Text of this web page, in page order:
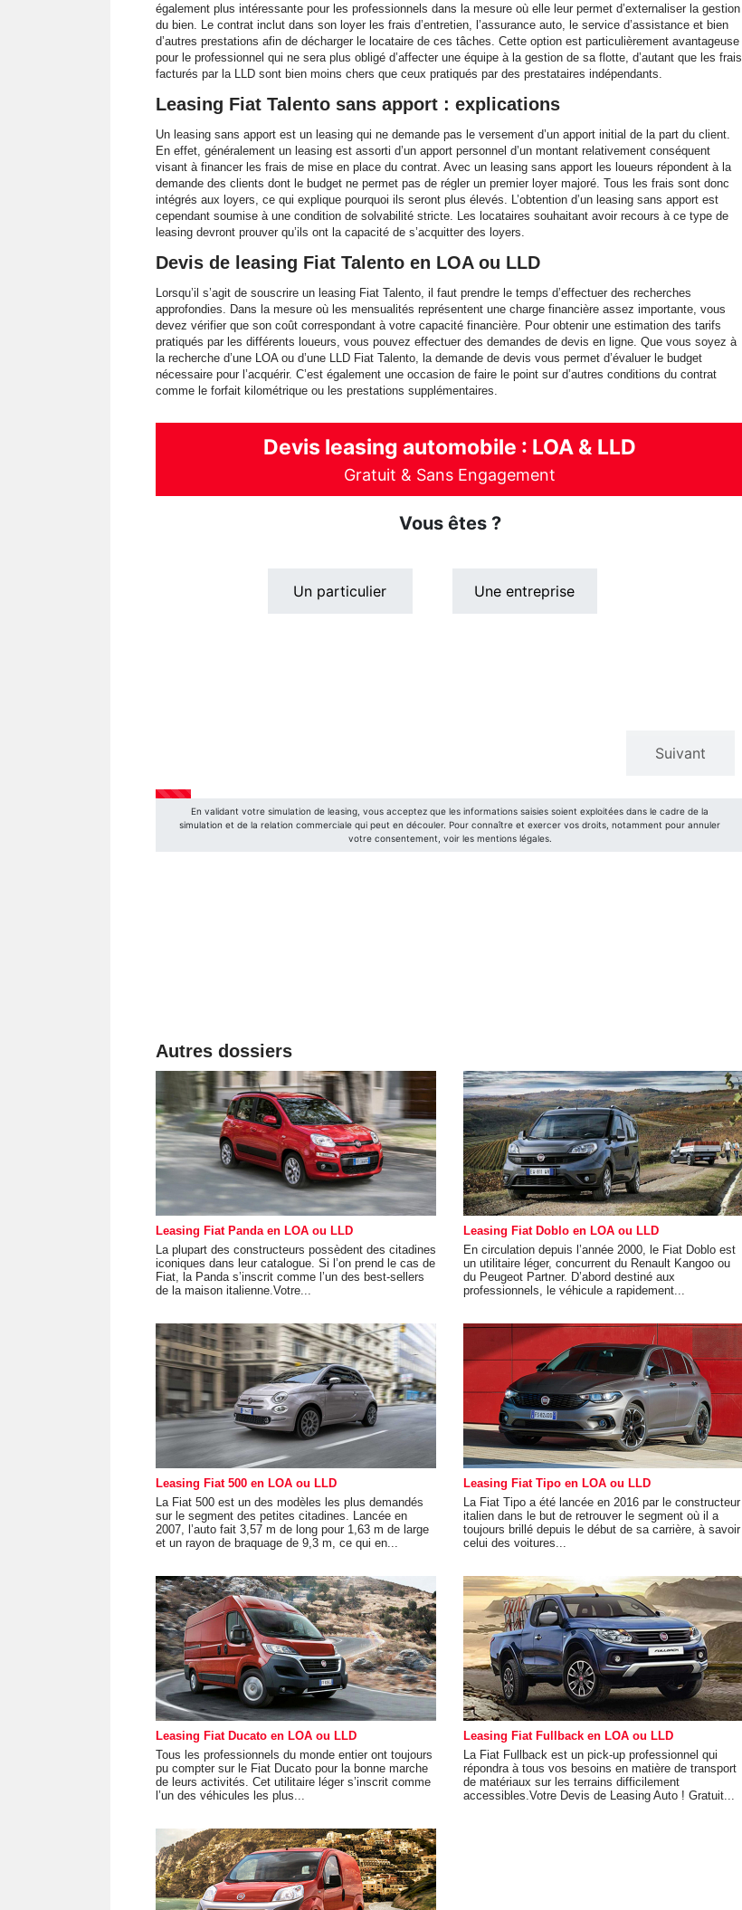
également plus intéressante pour les professionnels dans la mesure où elle leur permet d’externaliser la gestion
du bien. Le contrat inclut dans son loyer les frais d’entretien, l’assurance auto, le service d’assistance et bien
d’autres prestations afin de décharger le locataire de ces tâches. Cette option est particulièrement avantageuse
pour le professionnel qui ne sera plus obligé d’affecter une équipe à la gestion de sa flotte, d’autant que les frais
facturés par la LLD sont bien moins chers que ceux pratiqués par des prestataires indépendants.
Leasing Fiat Talento sans apport : explications
Un leasing sans apport est un leasing qui ne demande pas le versement d’un apport initial de la part du client.
En effet, généralement un leasing est assorti d’un apport personnel d’un montant relativement conséquent
visant à financer les frais de mise en place du contrat. Avec un leasing sans apport les loueurs répondent à la
demande des clients dont le budget ne permet pas de régler un premier loyer majoré. Tous les frais sont donc
intégrés aux loyers, ce qui explique pourquoi ils seront plus élevés. L’obtention d’un leasing sans apport est
cependant soumise à une condition de solvabilité stricte. Les locataires souhaitant avoir recours à ce type de
leasing devront prouver qu’ils ont la capacité de s’acquitter des loyers.
Devis de leasing Fiat Talento en LOA ou LLD
Lorsqu’il s’agit de souscrire un leasing Fiat Talento, il faut prendre le temps d’effectuer des recherches
approfondies. Dans la mesure où les mensualités représentent une charge financière assez importante, vous
devez vérifier que son coût correspondant à votre capacité financière. Pour obtenir une estimation des tarifs
pratiqués par les différents loueurs, vous pouvez effectuer des demandes de devis en ligne. Que vous soyez à
la recherche d’une LOA ou d’une LLD Fiat Talento, la demande de devis vous permet d’évaluer le budget
nécessaire pour l’acquérir. C’est également une occasion de faire le point sur d’autres conditions du contrat
comme le forfait kilométrique ou les prestations supplémentaires.
Autres dossiers
Leasing Fiat Panda en LOA ou LLD
La plupart des constructeurs possèdent des citadines
iconiques dans leur catalogue. Si l’on prend le cas de
Fiat, la Panda s’inscrit comme l’un des best-sellers
de la maison italienne.Votre...
Leasing Fiat Doblo en LOA ou LLD
En circulation depuis l’année 2000, le Fiat Doblo est
un utilitaire léger, concurrent du Renault Kangoo ou
du Peugeot Partner. D’abord destiné aux
professionnels, le véhicule a rapidement...
Leasing Fiat 500 en LOA ou LLD
La Fiat 500 est un des modèles les plus demandés
sur le segment des petites citadines. Lancée en
2007, l’auto fait 3,57 m de long pour 1,63 m de large
et un rayon de braquage de 9,3 m, ce qui en...
Leasing Fiat Tipo en LOA ou LLD
La Fiat Tipo a été lancée en 2016 par le constructeur
italien dans le but de retrouver le segment où il a
toujours brillé depuis le début de sa carrière, à savoir
celui des voitures...
Leasing Fiat Ducato en LOA ou LLD
Tous les professionnels du monde entier ont toujours
pu compter sur le Fiat Ducato pour la bonne marche
de leurs activités. Cet utilitaire léger s’inscrit comme
l’un des véhicules les plus...
Leasing Fiat Fullback en LOA ou LLD
La Fiat Fullback est un pick-up professionnel qui
répondra à tous vos besoins en matière de transport
de matériaux sur les terrains difficilement
accessibles.Votre Devis de Leasing Auto ! Gratuit...